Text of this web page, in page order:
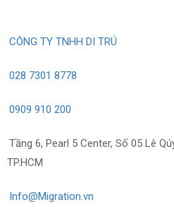
CÔNG TY TNHH DI TRÚ
028 7301 8778
0909 910 200
Tầng 6, Pearl 5 Center, Số 05 Lê
TP.HCM
Info@Migration.vn